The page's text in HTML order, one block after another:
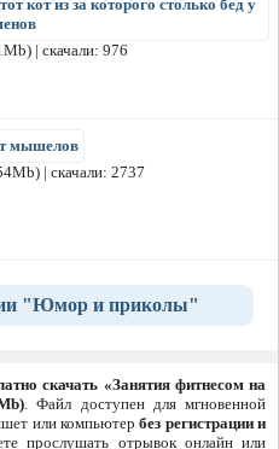
кот из за которого столько бед у
| скачали: 976
мышелов
| скачали: 2737
"Юмор и приколы"
скачать «Занятия фитнесом на
. Файл доступен для мгновенной
или компьютербез регистрации и
прослушать отрывок онлайн или